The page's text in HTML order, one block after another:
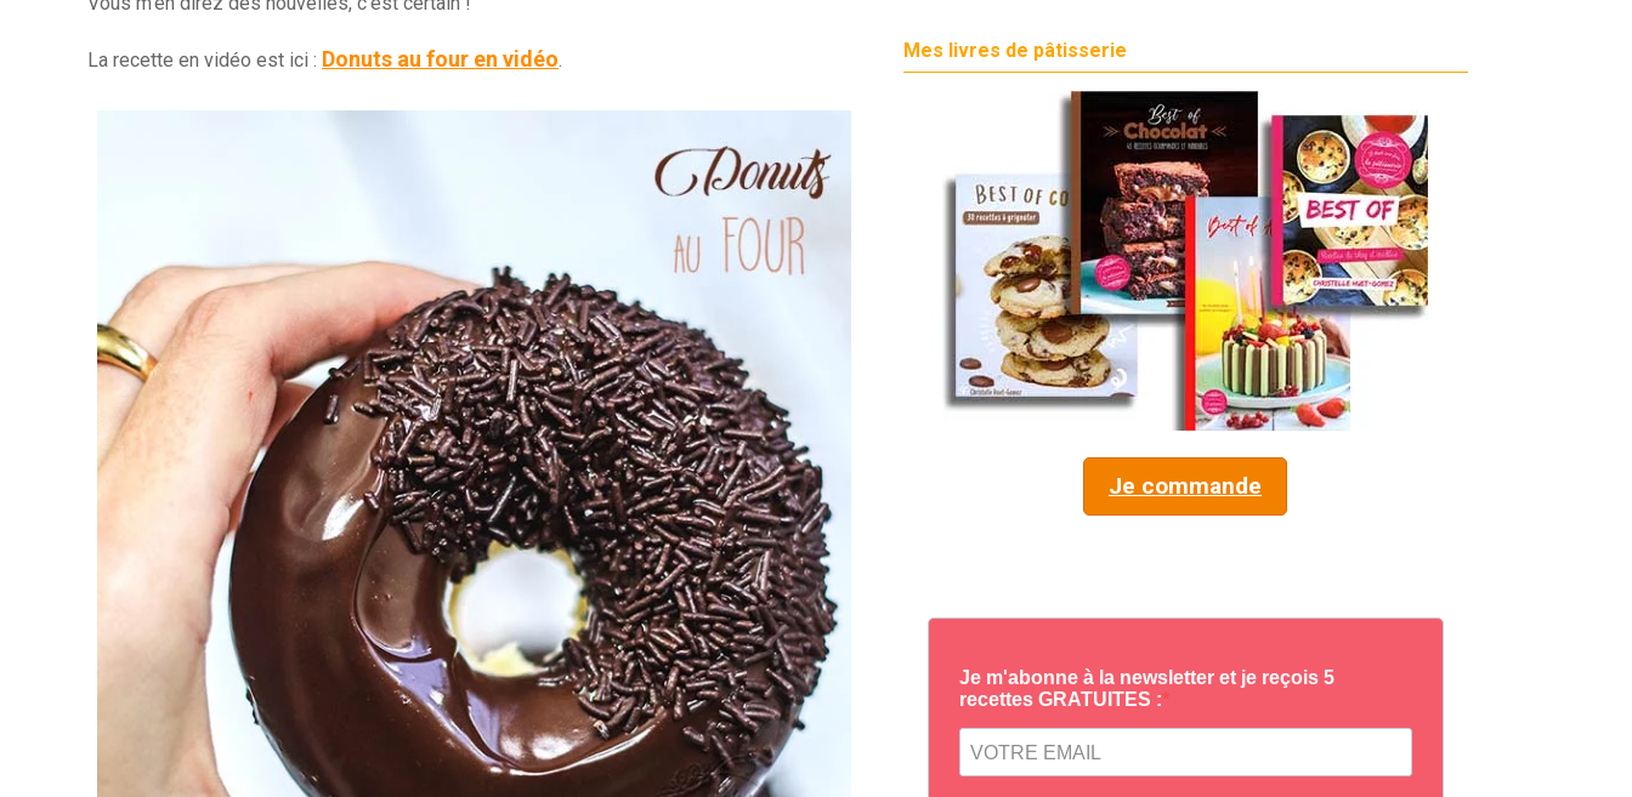
La recette en vidéo est ici : Donuts au four en vidéo. Mes livres de pâtisserie
Je commande